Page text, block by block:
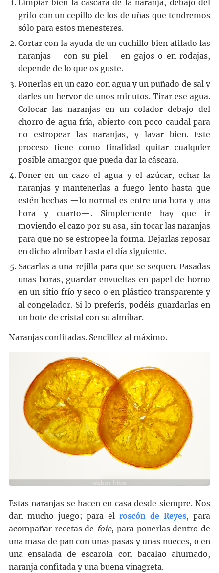
Limpiar bien la cáscara de la naranja, debajo del
grifo con un cepillo de los de uñas que tendremos
sólo para estos menesteres.
Cortar con la ayuda de un cuchillo bien afilado las
naranjas —con su piel— en gajos o en rodajas,
depende de lo que os guste.
Ponerlas en un cazo con agua y un puñado de sal y
darles un hervor de unos minutos. Tirar ese agua.
Colocar las naranjas en un colador debajo del
chorro de agua fría, abierto con poco caudal para
no estropear las naranjas, y lavar bien. Este
proceso tiene como finalidad quitar cualquier
posible amargor que pueda dar la cáscara.
Poner en un cazo el agua y el azúcar, echar la
naranjas y mantenerlas a fuego lento hasta que
estén hechas —lo normal es entre una hora y una
hora y cuarto—. Simplemente hay que ir
moviendo el cazo por su asa, sin tocar las naranjas
para que no se estropee la forma. Dejarlas reposar
en dicho almíbar hasta el día siguiente.
Sacarlas a una rejilla para que se sequen. Pasadas
unas horas, guardar envueltas en papel de horno
en un sitio frío y seco o en plástico transparente y
al congelador. Si lo preferís, podéis guardarlas en
un bote de cristal con su almíbar.
Naranjas confitadas. Sencillez al máximo.
Estas naranjas se hacen en casa desde siempre. Nos
dan mucho juego; para elroscón de Reyes, para
acompañar recetas de foie, para ponerlas dentro de
una masa de pan con unas pasas y unas nueces, o en
una ensalada de escarola con bacalao ahumado,
naranja confitada y una buena vinagreta.